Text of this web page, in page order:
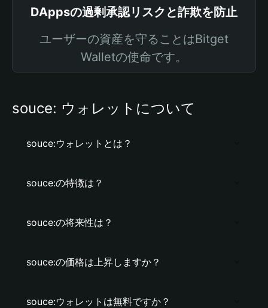
DAppsの過剰承認リスクと詐欺を防止
ユーザーの資産を守ることはBitget
Walletの使命です。
souce: ウォレットについて
souce:ウォレットとは？
souce:の特徴は？
souce:の将来性は？
souce:の価格は上昇しますか？
souce:ウォレットは無料ですか？